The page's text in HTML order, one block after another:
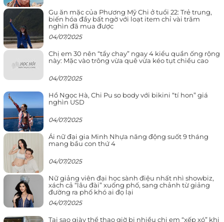
Gu ăn mặc của Phương Mỹ Chi ở tuổi 22: Trẻ trung,
biến hóa đầy bất ngờ với loạt item chỉ vài trăm
nghìn đã mua được
04/07/2025
Chị em 30 nên “tẩy chay” ngay 4 kiểu quần ống rộng
này: Mặc vào trông vừa quê vừa kéo tụt chiều cao
04/07/2025
Hồ Ngọc Hà, Chi Pu so body với bikini “tí hon” giá
nghìn USD
04/07/2025
Ái nữ đại gia Minh Nhựa năng động suốt 9 tháng
mang bầu con thứ 4
04/07/2025
Nữ giảng viên đại học sành điệu nhất nhì showbiz,
xách cả “lâu đài” xuống phố, sang chảnh từ giảng
đường ra phố khó ai đọ lại
04/07/2025
Tại sao giày thể thao giờ bị nhiều chị em “xếp xó” khi